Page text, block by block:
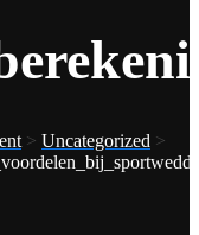
> Uncategorized >